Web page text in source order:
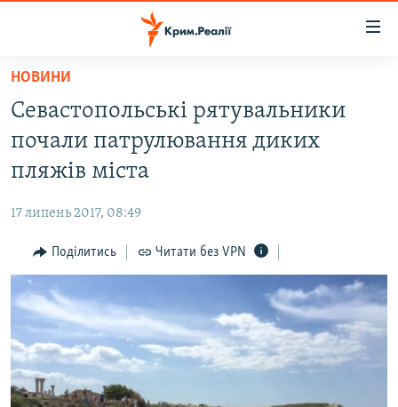
Перейти
основного
матеріалу
до
основної
Перейти
до
пошуку
ВІДЕО ТА ФОТО
БЛОГИ
ПОГЛЯД
ІНТЕРВ'Ю
ВСЕ ЗА ДЕНЬ
СПЕЦПРОЕКТИ
ДЕПОРТАЦІЯ
ЯК ОБІЙТИ БЛОКУВАННЯ
НОВИНИ
Севастопольські рятувальники
почали патрулювання диких
пляжів міста
17 липень 2017, 08:49
Поділитись Читати без VPN